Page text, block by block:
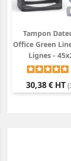
Tampon
Office Green
Lignes -
Prix
30,38 € HT